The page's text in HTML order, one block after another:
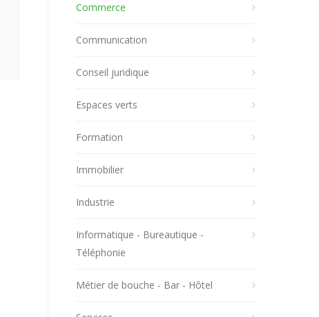
Commerce
Communication
Conseil juridique
Espaces verts
Formation
Immobilier
Industrie
Informatique - Bureautique -
Téléphonie
Métier de bouche - Bar - Hôtel